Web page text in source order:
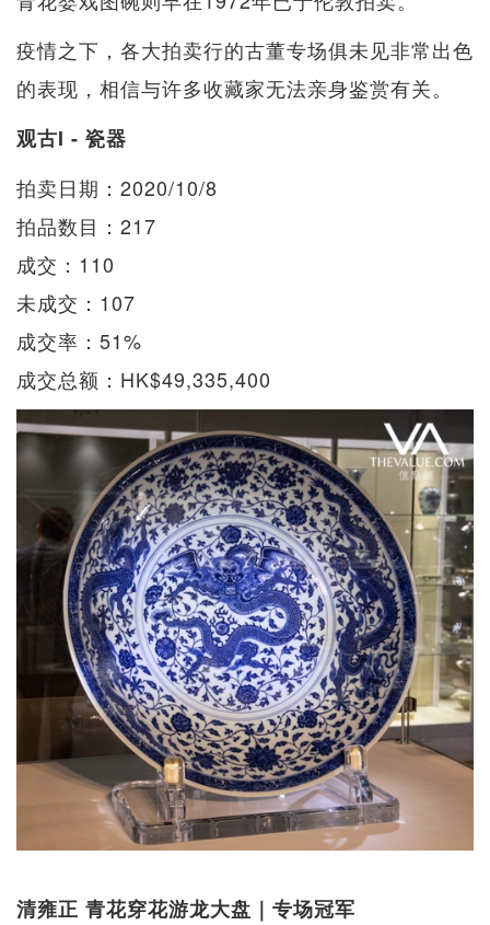
疫情之下，各大拍卖行的古董专场俱未见非常出色
的表现，相信与许多收藏家无法亲身鉴赏有关。
观古I - 瓷器
拍卖日期：2020/10/8
拍品数目：217
成交：110
未成交：107
成交率：51%
成交总额：HK$49,335,400
清雍正 青花穿花游龙大盘｜专场冠军